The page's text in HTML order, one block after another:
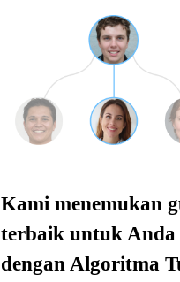
Kami menemukan
terbaik untuk Anda
dengan Algoritma